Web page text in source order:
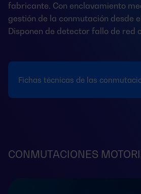
fabricante. Con enclavamiento
gestión de la conmutación desde
Disponen de detector fallo de red
Fichas técnicas de las
CONMUTACIONES